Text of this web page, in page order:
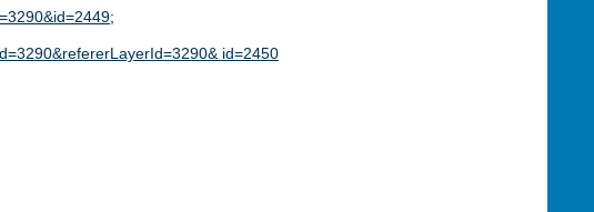
;
id=2450